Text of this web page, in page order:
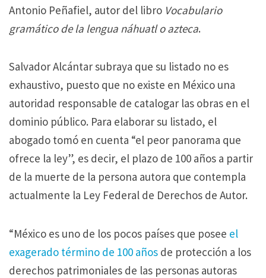
Antonio Peñafiel, autor del libro Vocabulario
gramático de la lengua náhuatl o azteca.
Salvador Alcántar subraya que su listado no es
exhaustivo, puesto que no existe en México una
autoridad responsable de catalogar las obras en el
dominio público. Para elaborar su listado, el
abogado tomó en cuenta “el peor panorama que
ofrece la ley”, es decir, el plazo de 100 años a partir
de la muerte de la persona autora que contempla
actualmente la Ley Federal de Derechos de Autor.
“México es uno de los pocos países que posee el
exagerado término de 100 años de protección a los
derechos patrimoniales de las personas autoras